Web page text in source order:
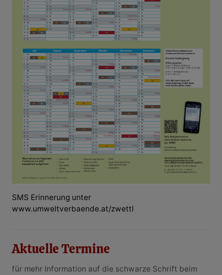
SMS Erinnerung unter
www.umweltverbaende.at/zwettl
Aktuelle Termine
für mehr Information auf die schwarze Schrift beim